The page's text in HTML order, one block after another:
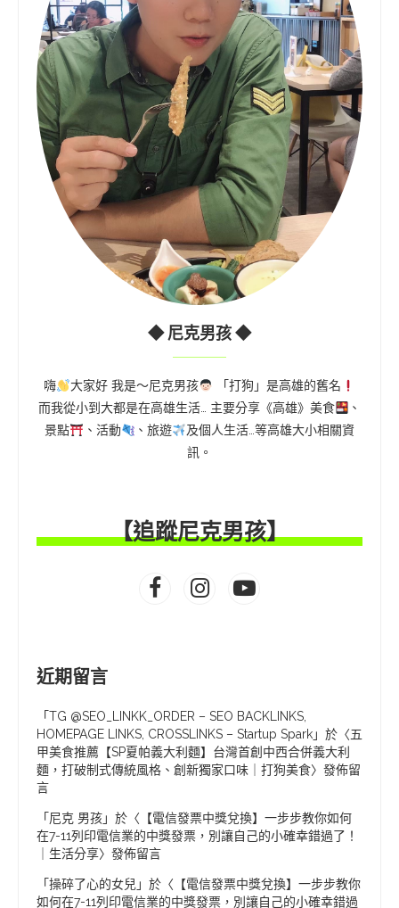
◆ 尼克男孩 ◆
嗨 大家好 我是～尼克男孩
「打狗」是高雄的舊名
而我從小到大都是在高雄生活… 主要分享《高雄》美食
、
景點
、活動 、旅遊
及個人生活…等高雄大小相關資
訊。
【追蹤尼克男孩】
近期留言
「TG @SEO_LINKK_ORDER – SEO BACKLINKS,
HOMEPAGE LINKS, CROSSLINKS – Startup Spark」於〈五
甲美食推薦【SP夏帕義大利麵】台灣首創中西合併義大利
麵，打破制式傳統風格、創新獨家口味｜打狗美食〉發佈留
言
「 尼克 男孩」於〈 【電信發票中獎兌換】一步步教你如何
在7-11列印電信業的中獎發票，別讓自己的小確幸錯過了！
｜生活分享〉發佈留言
「操碎了心的女兒」於〈 【電信發票中獎兌換】一步步教你
如何在7-11列印電信業的中獎發票，別讓自己的小確幸錯過